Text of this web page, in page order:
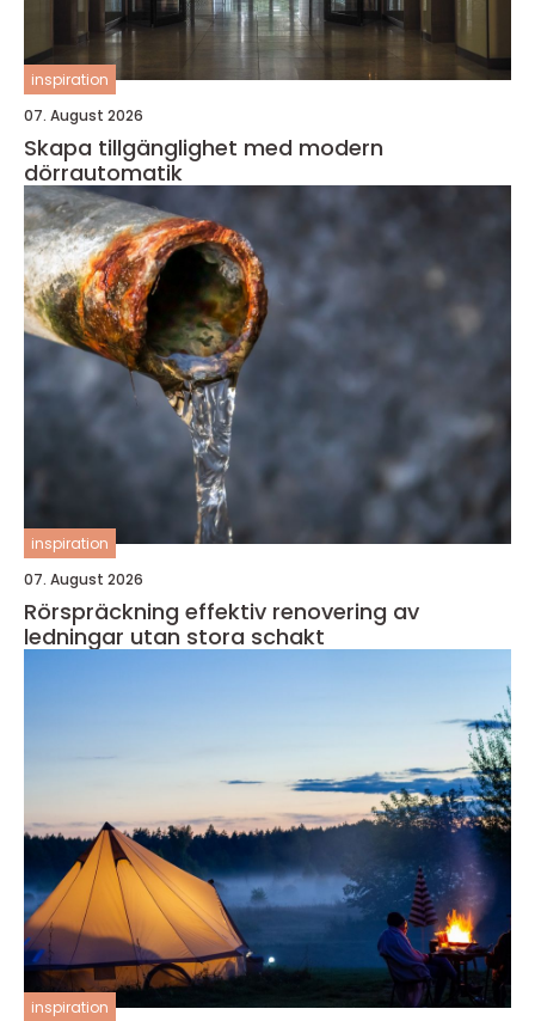
inspiration
07. August 2026
Skapa tillgänglighet med modern
dörrautomatik
inspiration
07. August 2026
Rörspräckning effektiv renovering av
ledningar utan stora schakt
inspiration